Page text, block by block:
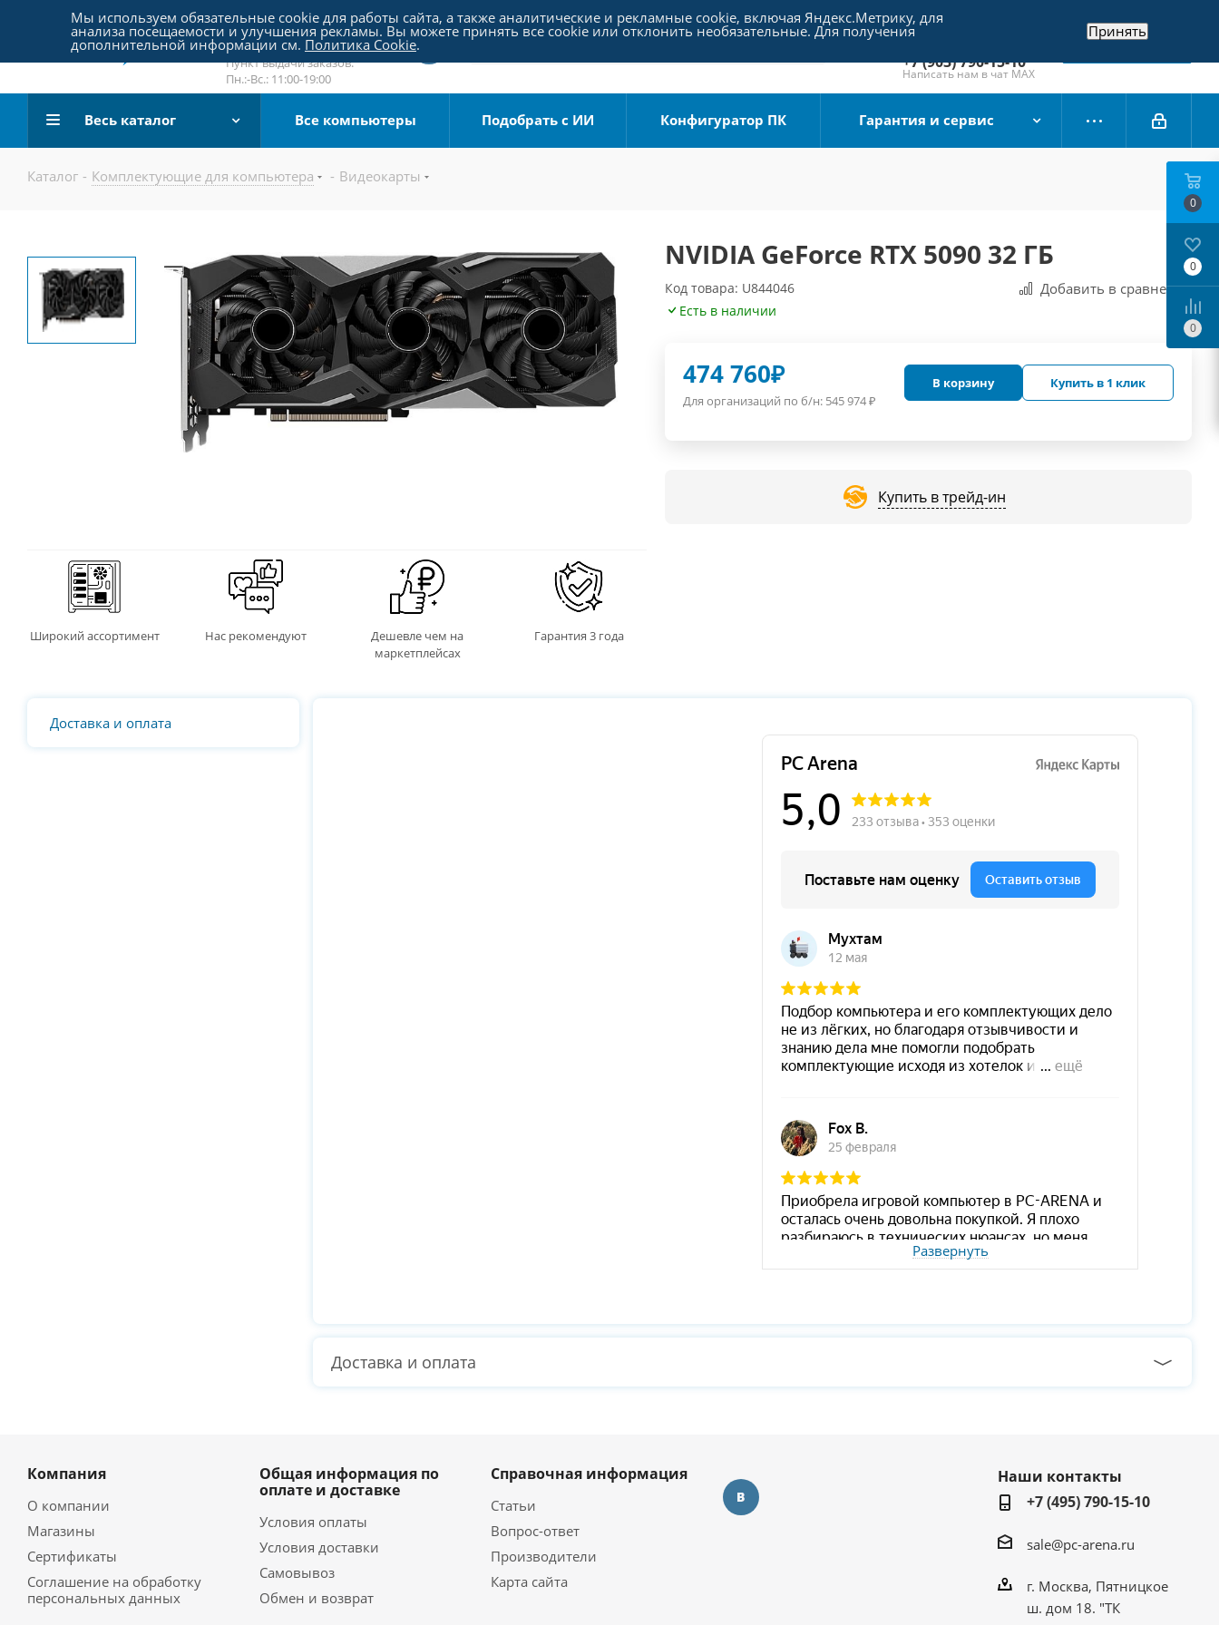
Пятницкое шоссе 18, пав. 267
email:sale@pc-arena.ru
Пн.:-Вс.: 10:00-20:00
Пункт выдачи заказов:
Пн.:-Вс.: 11:00-19:00
+7 (495) 790-15-10
Отдел продаж
+7 (903) 790-15-10
Написать нам в чат MAX
Заказать звонок
Весь каталог Все компьютеры Подобрать с ИИ Конфигуратор ПК Гарантия и сервис
Каталог - Комплектующие для компьютера - Видеокарты
Широкий ассортимент Нас рекомендуют
Дешевле чем на
маркетплейсах
Гарантия 3 года
NVIDIA GeForce RTX 5090 32 ГБ
Код товара: U844046 Добавить в сравнения
Есть в наличии
474 760₽
Для организаций по б/н: 545 974₽
В корзину Купить в 1 клик
Купить в трейд-ин
Доставка и оплата
Развернуть
Доставка и оплата
Компания
О компании
Магазины
Сертификаты
Соглашение на обработку
персональных данных
Общая информация по
оплате и доставке
Условия оплаты
Условия доставки
Самовывоз
Обмен и возврат
Справочная информация
Статьи
Вопрос-ответ
Производители
Карта сайта
Наши контакты
+7 (495) 790-15-10
sale@pc-arena.ru
г. Москва, Пятницкое
ш. дом 18. "ТК
0
0
0
Мы используем обязательные cookie для работы сайта, а также аналитические и рекламные cookie, включая Яндекс.Метрику, для
анализа посещаемости и улучшения рекламы. Вы можете принять все cookie или отклонить необязательные. Для получения
дополнительной информации см. Политика Cookie.
Принять